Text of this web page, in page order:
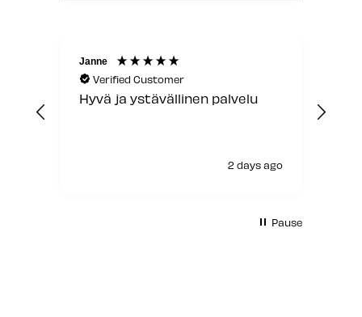
Janne
Verified Customer
Hyvä ja ystävällinen palvelu
2 days ago
Pause